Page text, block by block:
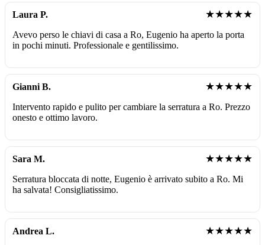
Laura P. ★★★★★
Avevo perso le chiavi di casa a Ro, Eugenio ha aperto la porta
in pochi minuti. Professionale e gentilissimo.
Gianni B. ★★★★★
Intervento rapido e pulito per cambiare la serratura a Ro. Prezzo
onesto e ottimo lavoro.
Sara M. ★★★★★
Serratura bloccata di notte, Eugenio è arrivato subito a Ro. Mi
ha salvata! Consigliatissimo.
Andrea L. ★★★★★